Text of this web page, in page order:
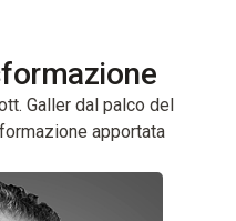
Galler dal palco del
apportata